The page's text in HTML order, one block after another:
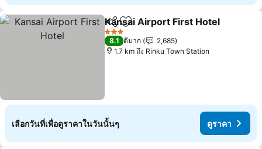
แชร์ เพิ่มในรายการโปรด
Kansai Airport First Hotel
3 ดาว
8.1 ดีมาก
2,685
1.7 km ถึง Rinku Town Station
เลือกวันที่เพื่อดูราคาในวันนั้นๆ ดูราคา